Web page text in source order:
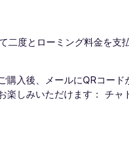
二度とローミング料金を
購入後、メールにQRコー
楽しみいただけます： チャ